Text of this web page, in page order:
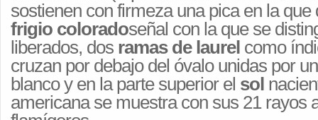
sostienen con firmeza una pica en la
frigio coloradoseñal con la que se
liberados, dos ramas de laurel como
cruzan por debajo del óvalo unidas por
blanco y en la parte superior el sol
americana se muestra con sus 21 rayos